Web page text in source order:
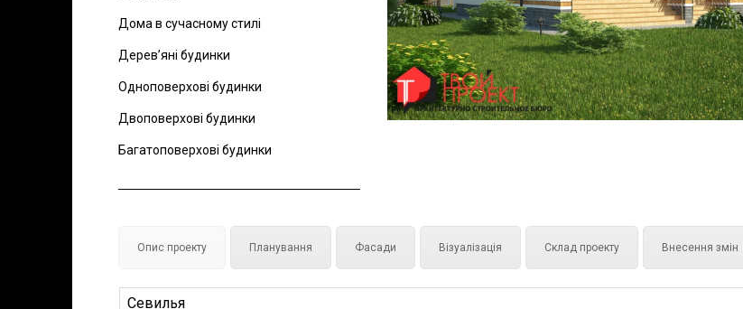
Дома в сучасному стилі
Дерев’яні будинки
Одноповерхові будинки
Двоповерхові будинки
Багатоповерхові будинки
Опис проекту Планування Фасади Візуалізація Склад проекту Внесення змін
Севилья